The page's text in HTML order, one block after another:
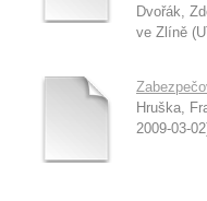
Dvořák,
ve Zlíně
Hruška,
2009-03-02